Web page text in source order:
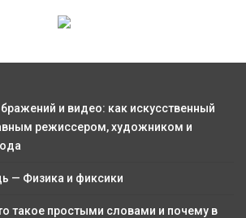
и видео: как искусственный
режиссером, художником и
— Физика и фиксики
такое простыми словами и почему в